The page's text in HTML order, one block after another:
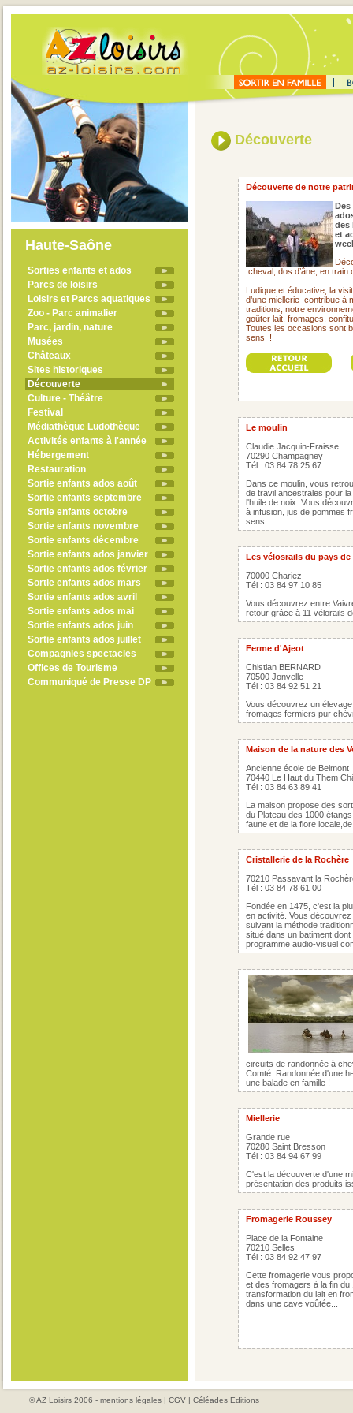
Haute-Saône
Sorties enfants et ados
Parcs de loisirs
Loisirs et Parcs aquatiques
Zoo - Parc animalier
Parc, jardin, nature
Musées
Châteaux
Sites historiques
Découverte
Culture - Théâtre
Festival
Médiathèque Ludothèque
Activités enfants à l'année
Hébergement
Restauration
Sortie enfants ados août
Sortie enfants septembre
Sortie enfants octobre
Sortie enfants novembre
Sortie enfants décembre
Sortie enfants ados janvier
Sortie enfants ados février
Sortie enfants ados mars
Sortie enfants ados avril
Sortie enfants ados mai
Sortie enfants ados juin
Sortie enfants ados juillet
Compagnies spectacles
Offices de Tourisme
Communiqué de Presse DP
Découverte
Découverte de notre
Des
des
et
cheval, dos d’âne, en
Ludique et éducative, la
d’une miellerie contribue à
traditions, notre
goûter lait, fromages,
Toutes les occasions sont
sens !
Le moulin
Claudie Jacquin-Fraisse
70290 Champagney
Tél : 03 84 78 25 67
Dans ce moulin, vous
de travil ancestrales pour
l'huile de noix. Vous
à infusion, jus de pommes
sens
Les vélosrails du pays de
70000 Chariez
Tél : 03 84 97 10 85
Vous découvrez entre
retour grâce à 11 vélorails
Ferme d'Ajeot
Chistian BERNARD
70500 Jonvelle
Tél : 03 84 92 51 21
Vous découvrez un
fromages fermiers pur
Maison de la nature des
Ancienne école de Belmont
70440 Le Haut du Them
Tél : 03 84 63 89 41
La maison propose des
du Plateau des 1000
faune et de la flore
Cristallerie de la Rochère
70210 Passavant la
Tél : 03 84 78 61 00
Fondée en 1475, c'est la
en activité. Vous
suivant la méthode
situé dans un batiment
programme audio-visuel
circuits de randonnée à
Comté. Randonnée d'une
une balade en famille !
Miellerie
Grande rue
70280 Saint Bresson
Tél : 03 84 94 67 99
C'est la découverte d'une
présentation des produits
Fromagerie Roussey
Place de la Fontaine
70210 Selles
Tél : 03 84 92 47 97
Cette fromagerie vous
et des fromagers à la fin
transformation du lait en
dans une cave voûtée...
© AZ Loisirs 2006 - mentions légales | CGV | Céléades Editions